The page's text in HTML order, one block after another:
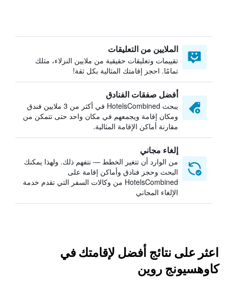
الملايين من التعليقات
تقييمات وتعليقات حقيقية من ملايين النزلاء، مثلك
تمامًا. احجز إقامتك المثالية بكل ثقة!
أفضل صفقات الفنادق
يبحث HotelsCombined في أكثر من 3 ملايين فندق
ومكان إقامة ويجمعهم في مكان واحد حتى تتمكن من
مقارنة أماكن الإقامة المثالية.
إلغاء مجاني
من الوارد أن تتغير الخطط — نتفهم ذلك. ولهذا يمكنك
البحث وحجز فنادق وأماكن إقامة على
HotelsCombined من وكالات السفر التي تقدم خدمة
الإلغاء المجاني
اعثر على نتائج أفضل لإقامتك في
كاوهسيونج روين